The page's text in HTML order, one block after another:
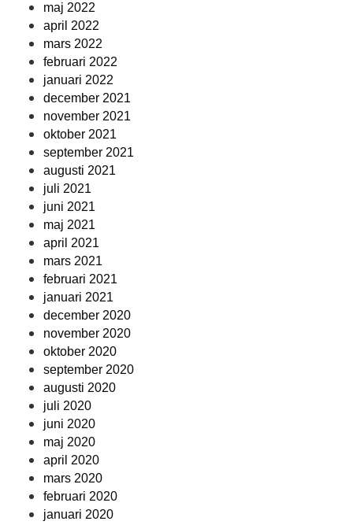
maj 2022
april 2022
mars 2022
februari 2022
januari 2022
december 2021
november 2021
oktober 2021
september 2021
augusti 2021
juli 2021
juni 2021
maj 2021
april 2021
mars 2021
februari 2021
januari 2021
december 2020
november 2020
oktober 2020
september 2020
augusti 2020
juli 2020
juni 2020
maj 2020
april 2020
mars 2020
februari 2020
januari 2020